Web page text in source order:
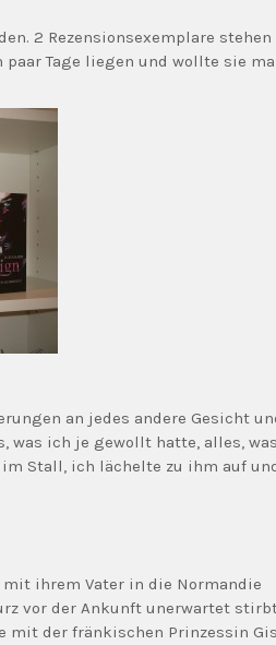
2 Rezensionsexemplare stehen
paar Tage liegen und wollte sie
an jedes andere Gesicht
was ich je gewollt hatte, alles,
Stall, ich lächelte zu ihm auf
ihrem Vater in die Normandie
vor der Ankunft unerwartet
mit der fränkischen Prinzessin